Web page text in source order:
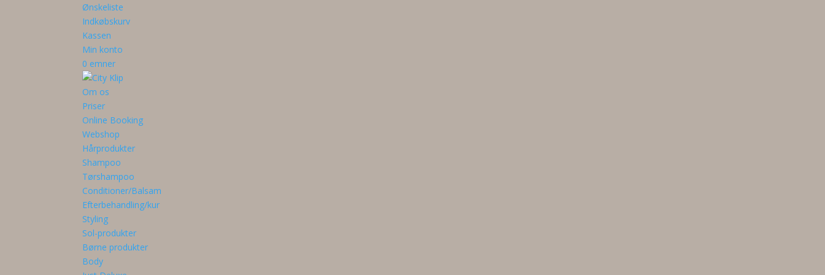
Ønskeliste
Indkøbskurv
Kassen
Min konto
0 emner
Om os
Priser
Online Booking
Webshop
Hårprodukter
Shampoo
Tørshampoo
Conditioner/Balsam
Efterbehandling/kur
Styling
Sol-produkter
Børne produkter
Body